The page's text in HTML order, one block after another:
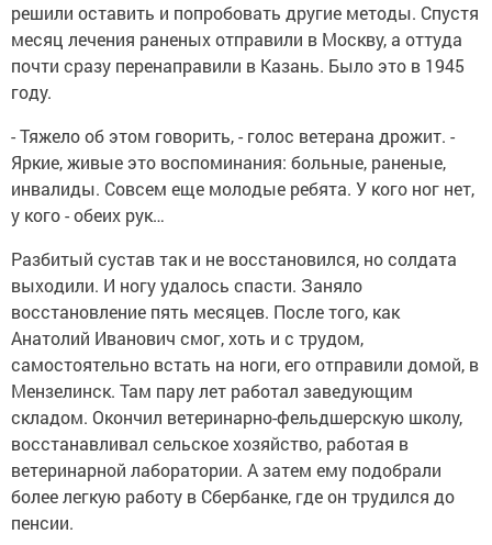
решили оставить и попробовать другие методы. Спустя
месяц лечения раненых отправили в Москву, а оттуда
почти сразу перенаправили в Казань. Было это в 1945
году.
- Тяжело об этом говорить, - голос ветерана дрожит. -
Яркие, живые это воспоминания: больные, раненые,
инвалиды. Совсем еще молодые ребята. У кого ног нет,
у кого - обеих рук…
Разбитый сустав так и не восстановился, но солдата
выходили. И ногу удалось спасти. Заняло
восстановление пять месяцев. После того, как
Анатолий Иванович смог, хоть и с трудом,
самостоятельно встать на ноги, его отправили домой, в
Мензелинск. Там пару лет работал заведующим
складом. Окончил ветеринарно-фельдшерскую школу,
восстанавливал сельское хозяйство, работая в
ветеринарной лаборатории. А затем ему подобрали
более легкую работу в Сбербанке, где он трудился до
пенсии.